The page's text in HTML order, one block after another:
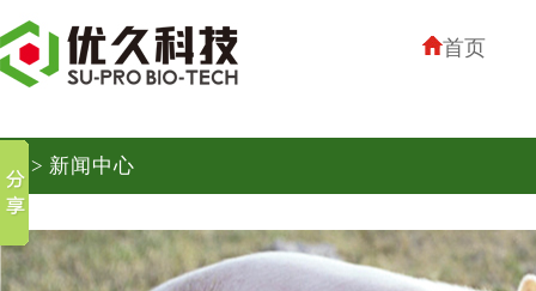
首页
> 新闻中心